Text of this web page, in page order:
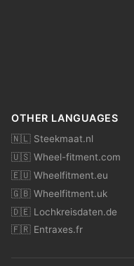
OTHER LANGUAGES
🇳🇱 Steekmaat.nl
🇺🇸 Wheel-fitment.com
🇪🇺 Wheelfitment.eu
🇬🇧 Wheelfitment.uk
🇩🇪 Lochkreisdaten.de
🇫🇷 Entraxes.fr